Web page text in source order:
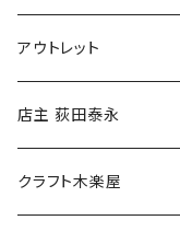
マグカップ
傘
食料品
アウトレット
店主 荻田泰永
書籍
クラフト木楽屋